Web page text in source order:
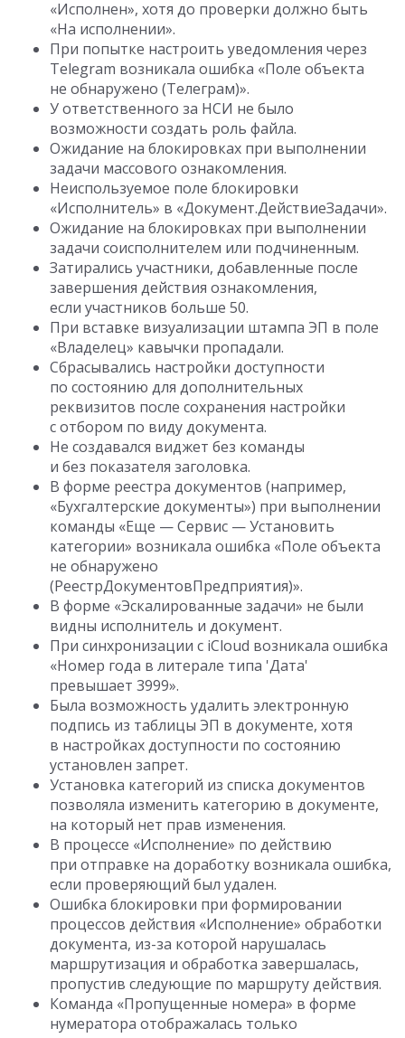
«Исполнен», хотя до проверки должно быть
«На исполнении».
При попытке настроить уведомления через
Telegram возникала ошибка «Поле объекта
не обнаружено (Телеграм)».
У ответственного за НСИ не было
возможности создать роль файла.
Ожидание на блокировках при выполнении
задачи массового ознакомления.
Неиспользуемое поле блокировки
«Исполнитель» в «Документ.ДействиеЗадачи».
Ожидание на блокировках при выполнении
задачи соисполнителем или подчиненным.
Затирались участники, добавленные после
завершения действия ознакомления,
если участников больше 50.
При вставке визуализации штампа ЭП в поле
«Владелец» кавычки пропадали.
Сбрасывались настройки доступности
по состоянию для дополнительных
реквизитов после сохранения настройки
с отбором по виду документа.
Не создавался виджет без команды
и без показателя заголовка.
В форме реестра документов (например,
«Бухгалтерские документы») при выполнении
команды «Еще — Сервис — Установить
категории» возникала ошибка «Поле объекта
не обнаружено
(РеестрДокументовПредприятия)».
В форме «Эскалированные задачи» не были
видны исполнитель и документ.
При синхронизации с iCloud возникала ошибка
«Номер года в литерале типа 'Дата'
превышает 3999».
Была возможность удалить электронную
подпись из таблицы ЭП в документе, хотя
в настройках доступности по состоянию
установлен запрет.
Установка категорий из списка документов
позволяла изменить категорию в документе,
на который нет прав изменения.
В процессе «Исполнение» по действию
при отправке на доработку возникала ошибка,
если проверяющий был удален.
Ошибка блокировки при формировании
процессов действия «Исполнение» обработки
документа, из-за которой нарушалась
маршрутизация и обработка завершалась,
пропустив следующие по маршруту действия.
Команда «Пропущенные номера» в форме
нумератора отображалась только